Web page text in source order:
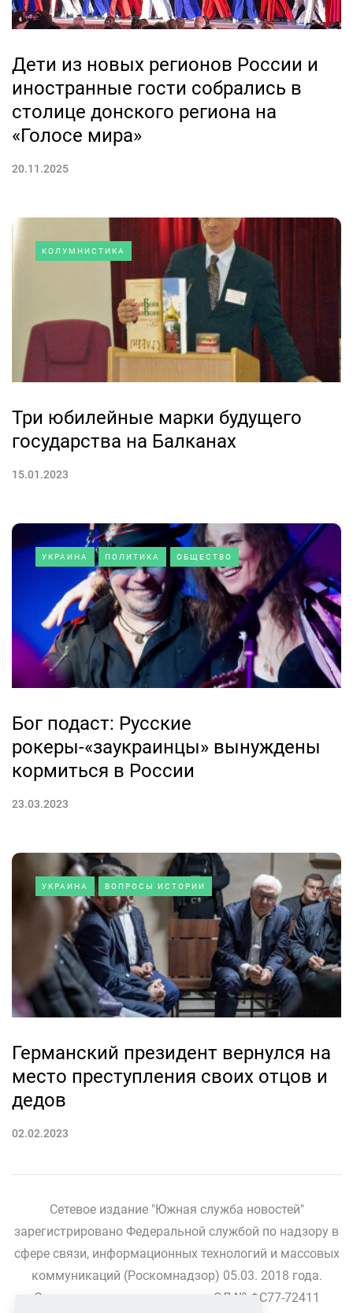
Дети из новых регионов России и
иностранные гости собрались в
столице донского региона на
«Голосе мира»
20.11.2025
КОЛУМНИСТИКА
Три юбилейные марки будущего
государства на Балканах
15.01.2023
УКРАИНА ПОЛИТИКА ОБЩЕСТВО
Бог подаст: Русские
рокеры-«заукраинцы» вынуждены
кормиться в России
23.03.2023
УКРАИНА ВОПРОСЫ ИСТОРИИ
Германский президент вернулся на
место преступления своих отцов и
дедов
02.02.2023
Сетевое издание "Южная служба новостей"
зарегистрировано Федеральной службой по надзору в
сфере связи, информационных технологий и массовых
коммуникаций (Роскомнадзор) 05.03. 2018 года.
Свидетельство о регистрации ЭЛ № ФС77-72411